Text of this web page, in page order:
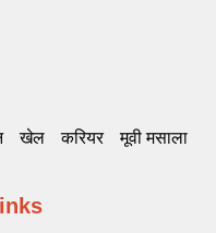
खेल करियर मूवी मसाला